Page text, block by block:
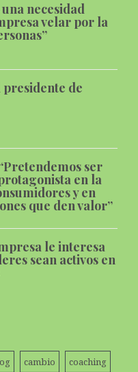
una necesidad
velar por la
presidente de
ser
en la
y en
que den valor”
le interesa
sean activos en
cambio coaching